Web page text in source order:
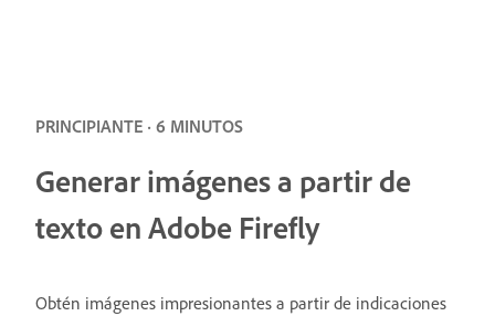
PRINCIPIANTE · 6 MINUTOS
Generar imágenes a partir de
texto en Adobe Firefly
Obtén imágenes impresionantes a partir de indicaciones